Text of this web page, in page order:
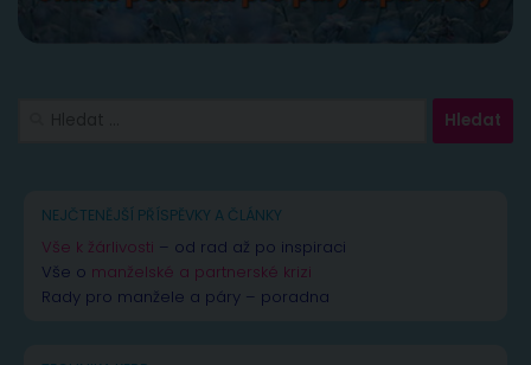
NEJČTENĚJŠÍ PŘÍSPĚVKY A ČLÁNKY
Vše k žárlivosti – od rad až po inspiraci
Vše o manželské a partnerské krizi
Rady pro manžele a páry – poradna